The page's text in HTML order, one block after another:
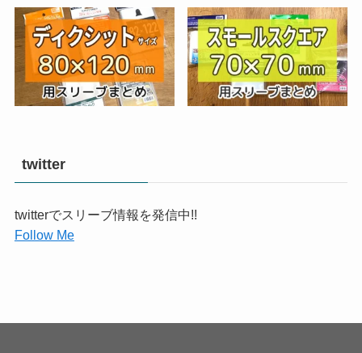
twitter
twitterでスリーブ情報を発信中!!
Follow Me